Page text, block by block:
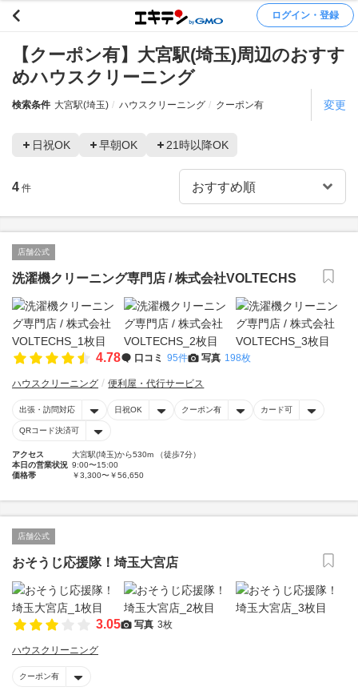
ログイン・登録
【クーポン有】大宮駅(埼玉)周辺のおすす
めハウスクリーニング
検索条件 大宮駅(埼玉) ハウスクリーニング クーポン有 変更
日祝OK 早朝OK 21時以降OK
4 件
店舗公式
洗濯機クリーニング専門店 / 株式会社VOLTECHS
4.78 口コミ 95件 写真 198枚
ハウスクリーニング 便利屋・代行サービス
出張・訪問対応 日祝OK クーポン有 カード可
QRコード決済可
アクセス
大宮駅(埼玉)から530m （徒歩7分）
本日の営業状況 9:00〜15:00
価格帯
￥3,300〜￥56,650
店舗公式
おそうじ応援隊！埼玉大宮店
3.05 写真 3枚
ハウスクリーニング
クーポン有